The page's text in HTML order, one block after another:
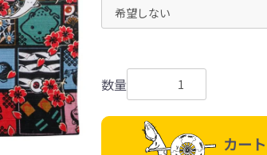
数量
カー